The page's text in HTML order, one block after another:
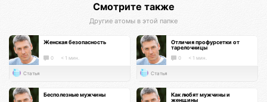
Смотрите также
Другие атомы в этой папке
Женская безопасность
0 < 1 мин.
Статья
Отличия профурсетки от
тарелочницы
0 < 1 мин.
Статья
Бесполезные мужчины
Как любят мужчины и
женщины